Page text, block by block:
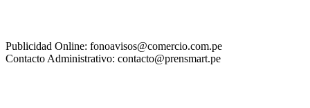
Publicidad Online: fonoavisos@comercio.com.pe
Contacto Administrativo: contacto@prensmart.pe